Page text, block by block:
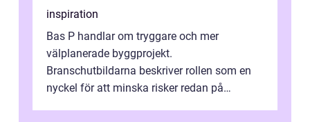
inspiration
Bas P handlar om tryggare och mer
välplanerade byggprojekt.
Branschutbildarna beskriver rollen som en
nyckel för att minska risker redan på